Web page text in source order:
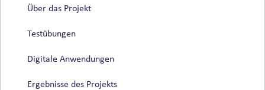
Über das Projekt
Testübungen
Digitale Anwendungen
Ergebnisse des Projekts